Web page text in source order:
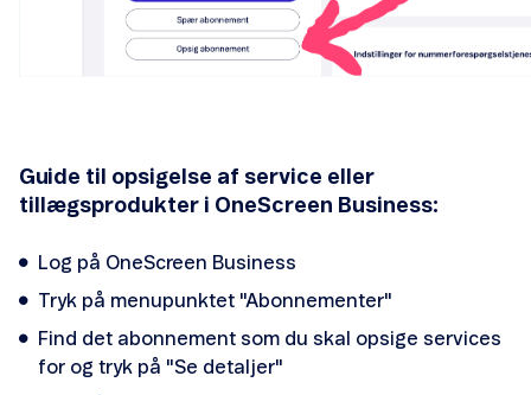
Ekstra Data SIM
Smartnummer
Guide til opsigelse af service eller
tillægsprodukter i OneScreen Business:
Log på OneScreen Business
Tryk på menupunktet "Abonnementer"
Find det abonnement som du skal opsige services
for og tryk på "Se detaljer"